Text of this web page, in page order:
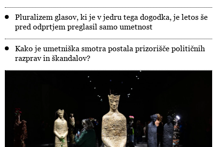
Pluralizem glasov, ki je v jedru tega dogodka, je letos še
pred odprtjem preglasil samo umetnost
Kako je umetniška smotra postala prizorišče političnih
razprav in škandalov?